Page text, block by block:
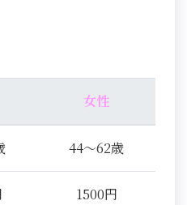
女性
44～62歳
1500円